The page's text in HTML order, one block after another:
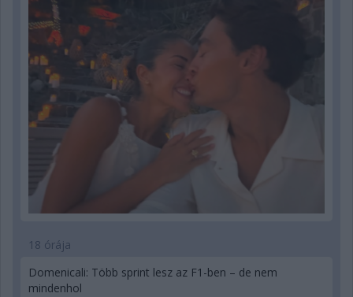
18 órája
Domenicali: Több sprint lesz az F1-ben – de nem
mindenhol